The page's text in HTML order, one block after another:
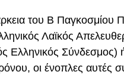
του Β Παγκοσμίου
Λαϊκός
Ελληνικός Σύνδεσμος)
οι ένοπλες αυτές